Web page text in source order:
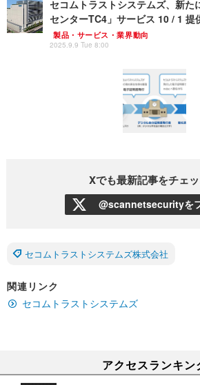
セコムトラストシステムズ、新た
センターTC4」サービス 10 / 1 提
製品・サービス・業界動向
2025.9.9 Tue 8:00
Xでも最新記事をチェッ
@scannetsecurityを
セコムトラストシステムズ株式会社
関連リンク
セコムトラストシステムズ
アクセスランキン